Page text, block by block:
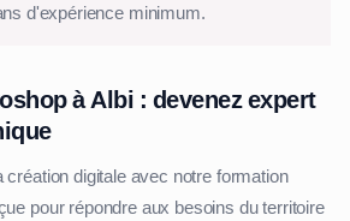
d'expérience minimum.
à Albi : devenez expert
digitale avec notre formation
pour répondre aux besoins du territoire